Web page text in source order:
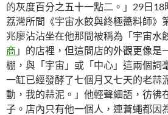
的灰度百分之五十一點二。」29日
荔灣所間《宇宙水餃與終極醬料師》
兆廖沾沾坐在他那間被稱為「宇宙水
商 」的店裡，但這間店的外觀更像是
棚，與「宇宙」或「中心」這兩個詞
一缸已經發酵了七個月又七天的老蒜
動，我的蒜泥。」他輕聲細語，彷彿
子。店內只有他一個人，連蒼蠅都因